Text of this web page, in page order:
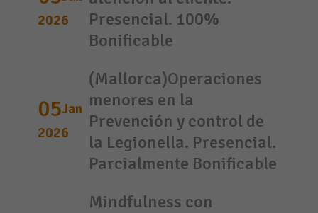
2026
Presencial. 100%
Bonificable
05Jan
2026
(Mallorca)Operaciones
menores en la
Prevención y control de
la Legionella. Presencial.
Parcialmente Bonificable
Mindfulness con